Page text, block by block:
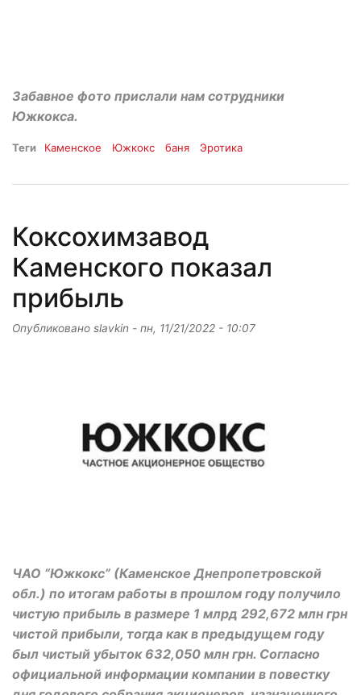
Забавное фото прислали нам сотрудники
Южкокса.
Теги Каменское Южкокс баня Эротика
Коксохимзавод
Каменского показал
прибыль
Опубликовано slavkin - пн, 11/21/2022 - 10:07
ЧАО “Южкокс” (Каменское Днепропетровской
обл.) по итогам работы в прошлом году получило
чистую прибыль в размере 1 млрд 292,672 млн грн
чистой прибыли, тогда как в предыдущем году
был чистый убыток 632,050 млн грн. Согласно
официальной информации компании в повестку